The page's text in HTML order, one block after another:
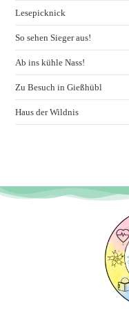
Lesepicknick
So sehen Sieger aus!
Ab ins kühle Nass!
Zu Besuch in Gießhübl
Haus der Wildnis